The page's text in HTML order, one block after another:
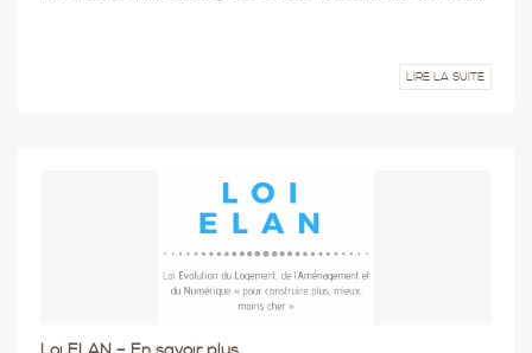
LIRE LA SUITE